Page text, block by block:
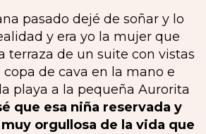
pasado dejé de soñar y lo
y era yo la mujer que
terraza de un suite con vistas
de cava en la mano e
playa a la pequeña Aurorita
que esa niña reservada y
orgullosa de la vida que